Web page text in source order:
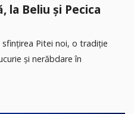
la Beliu și Pecica
Pitei noi, o tradiție
și nerăbdare în